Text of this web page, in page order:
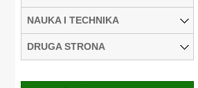
NAUKA I TECHNIKA
DRUGA STRONA